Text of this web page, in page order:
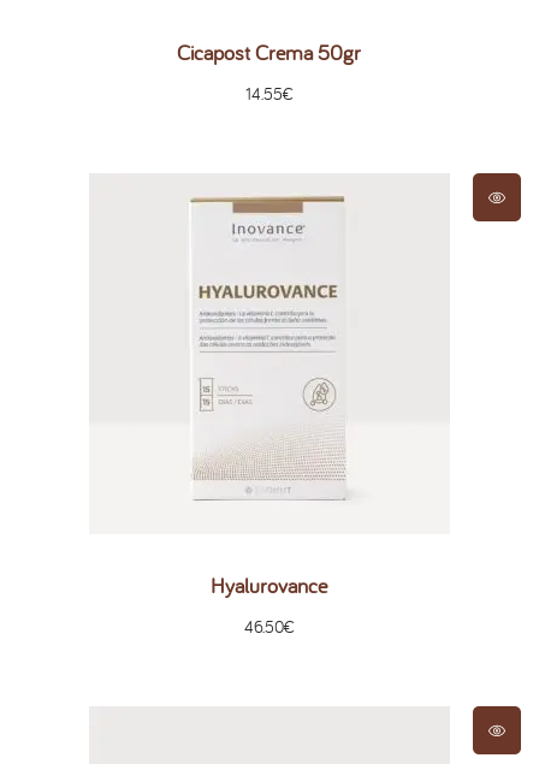
Cicapost Crema 50gr
14.55€
Hyalurovance
46.50€